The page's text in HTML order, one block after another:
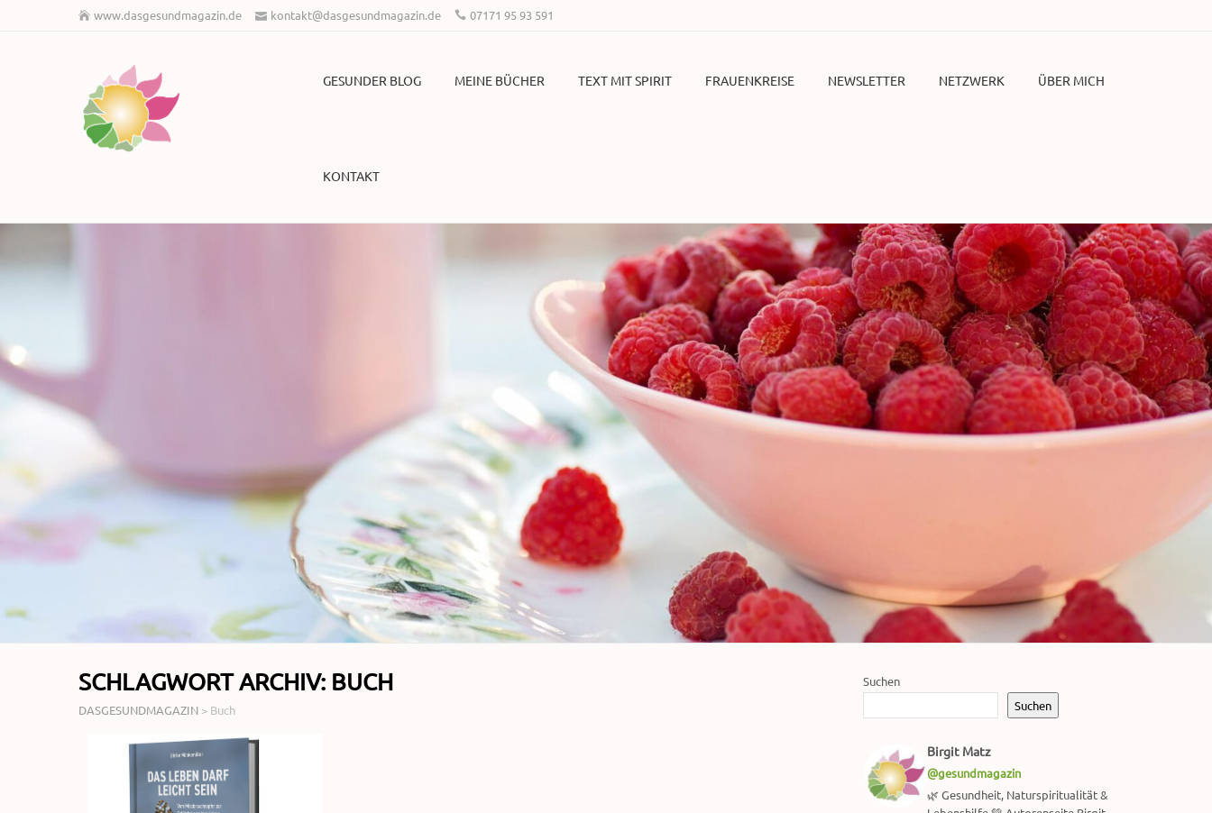
www.dasgesundmagazin.de kontakt@dasgesundmagazin.de 07171 95 93 591
GESUNDER BLOG MEINE BÜCHER TEXT MIT SPIRIT FRAUENKREISE NEWSLETTER NETZWERK ÜBER MICH
KONTAKT
SCHLAGWORT ARCHIV: BUCH
DASGESUNDMAGAZIN > Buch
Suchen
Suchen
Birgit Matz
@gesundmagazin
🌿 Gesundheit, Naturspiritualität &